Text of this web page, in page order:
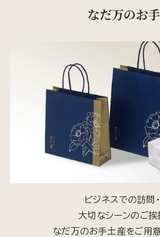
なだ万のお
ビジネスでの訪問
大切なシーンのご挨
なだ万のお手土産をご用意